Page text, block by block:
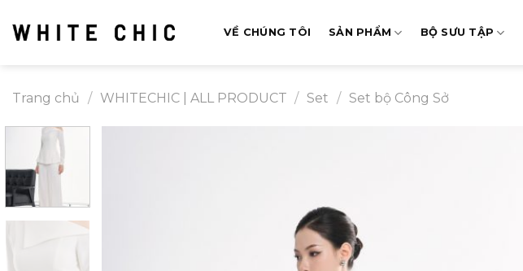
qua
VỀ CHÚNG TÔI SẢN PHẨM BỘ SƯU TẬP
Trang chủ / WHITECHIC | ALL PRODUCT / Set / Set bộ Công Sở